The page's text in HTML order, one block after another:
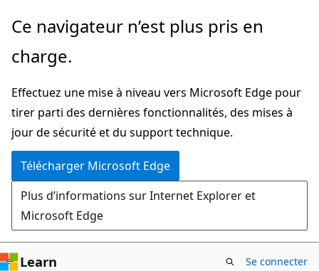
Passer
directement
au
principal
Ce navigateur n’est plus pris en
charge.
Effectuez une mise à niveau vers Microsoft Edge pour
tirer parti des dernières fonctionnalités, des mises à
jour de sécurité et du support technique.
Télécharger Microsoft Edge
Plus d’informations sur Internet Explorer et
Microsoft Edge
Learn Se connecter